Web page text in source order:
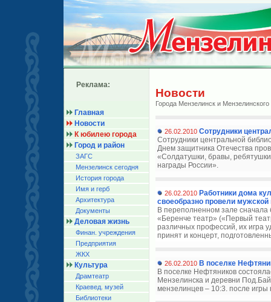
Реклама:
Главная
Новости
К юбилею города
Город и район
ЗАГС
Мензелинск сегодня
История города
Имя и герб
Архитектура
Документы
Деловая жизнь
Финан. учреждения
Предприятия
ЖКХ
Культура
Драмтеатр
Краевед. музей
Библиотеки
Новости
Города Мензелинск и Мензелинского
26.02.2010 Сотрудники
Сотрудники центральной
Днем защитника Отечества
«Солдатушки, бравы,
награды России».
26.02.2010 Работники дома
своеобразно провели мужской
В переполненном зале сначала
«Беренче театр» («Первый
различных профессий, их игра
принят и концерт,
26.02.2010 В поселке
В поселке Нефтяников
Мензелинска и деревни
мензелинцев – 10:3. после игры